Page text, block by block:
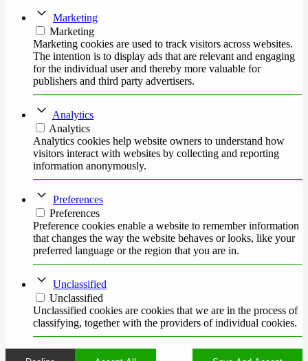
Marketing
Marketing
Marketing cookies are used to track visitors across websites.
The intention is to display ads that are relevant and engaging
for the individual user and thereby more valuable for
publishers and third party advertisers.
Analytics
Analytics
Analytics cookies help website owners to understand how
visitors interact with websites by collecting and reporting
information anonymously.
Preferences
Preferences
Preference cookies enable a website to remember information
that changes the way the website behaves or looks, like your
preferred language or the region that you are in.
Unclassified
Unclassified
Unclassified cookies are cookies that we are in the process of
classifying, together with the providers of individual cookies.